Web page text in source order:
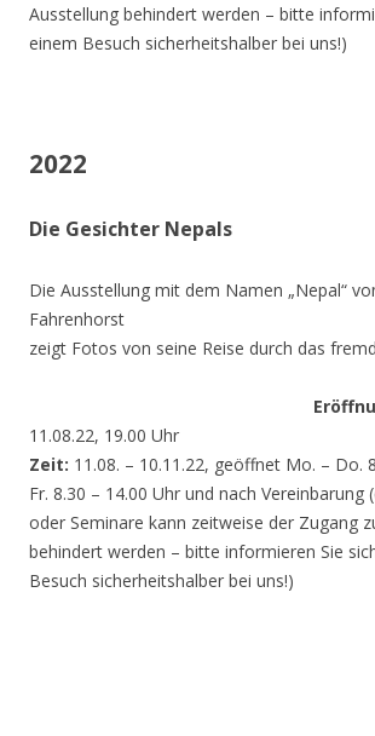
Ausstellung behindert werden – bitte
einem Besuch sicherheitshalber bei uns!)
2022
Die Gesichter Nepals
Die Ausstellung mit dem Namen „Nepal“
Fahrenhorst
zeigt Fotos von seine Reise durch das
11.08.22, 19.00 Uhr
Zeit: 11.08. – 10.11.22, geöffnet Mo. – Do.
Fr. 8.30 – 14.00 Uhr und nach Vereinbarung
oder Seminare kann zeitweise der Zugang
behindert werden – bitte informieren Sie
Besuch sicherheitshalber bei uns!)